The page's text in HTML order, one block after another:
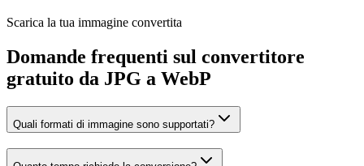
Scarica la tua immagine convertita
Domande frequenti sul convertitore
gratuito da JPG a WebP
Quali formati di immagine sono supportati?